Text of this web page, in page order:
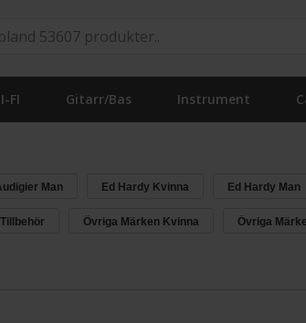
FI Gitarr/Bas Instrument
Man Ed Hardy Kvinna Ed Hardy Man
Övriga Märken Kvinna Övriga